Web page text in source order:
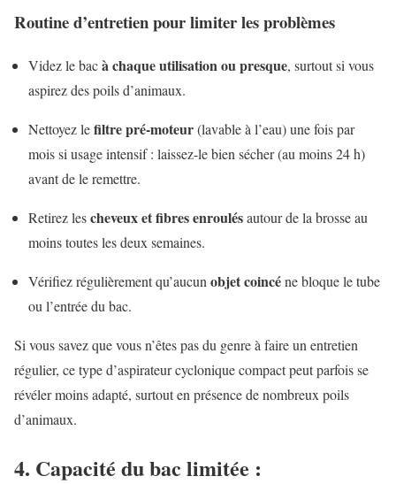
Routine d’entretien pour limiter les problèmes
Videz le bacà chaque utilisation ou presque, surtout si vous
aspirez des poils d’animaux.
Nettoyez lefiltre pré-moteur(lavable à l’eau) une fois par
mois si usage intensif : laissez-le bien sécher (au moins 24 h)
avant de le remettre.
Retirez lescheveux et fibres enroulésautour de la brosse au
moins toutes les deux semaines.
Vérifiez régulièrement qu’aucun objet coincéne bloque le tube
ou l’entrée du bac.
Si vous savez que vous n’êtes pas du genre à faire un entretien
régulier, ce type d’aspirateur cyclonique compact peut parfois se
révéler moins adapté, surtout en présence de nombreux poils
d’animaux.
4. Capacité du bac limitée :